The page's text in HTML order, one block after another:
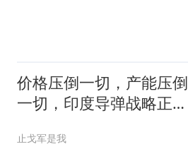
价格压倒一切，产能压倒
一切，印度导弹战略正在
止戈军是我